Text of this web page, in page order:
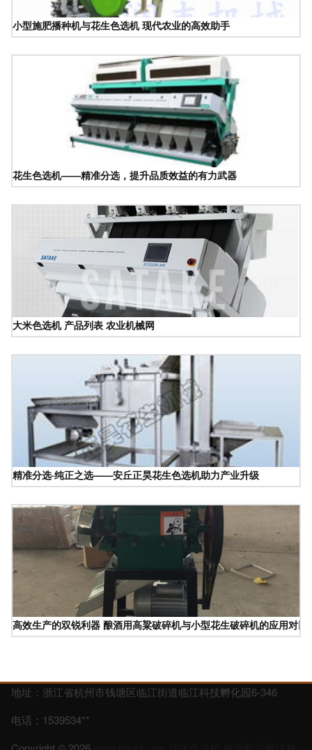
小型施肥播种机与花生色选机 现代农业的高效助手
花生色选机——精准分选，提升品质效益的有力武器
大米色选机 产品列表 农业机械网
精准分选·纯正之选——安丘正昊花生色选机助力产业升级
高效生产的双锐利器 酿酒用高粱破碎机与小型花生破碎机的应用对比
地址：浙江省杭州市钱塘区临江街道临江科技孵化园6-346
电话：1539534**